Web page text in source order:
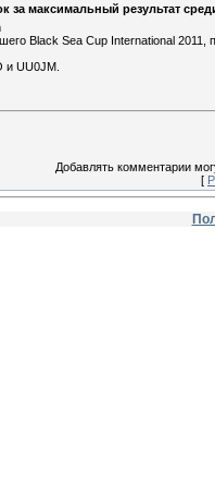
за максимальный результат
Black Sea Cup International
и UU0JM.
Добавлять комментарии
[